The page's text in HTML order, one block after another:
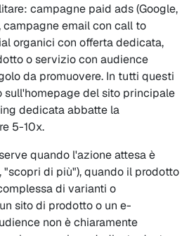
campagne paid ads (Google,
campagne email con call to
organici con offerta dedicata,
o servizio con audience
da promuovere. In tutti questi
sull'homepage del sito principale
dedicata abbatte la
5-10x.
quando l'azione attesa è
"scopri di più"), quando il prodotto
di varianti o
sito di prodotto o un e-
non è chiaramente